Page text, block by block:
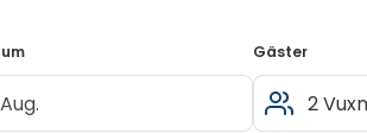
Gäster